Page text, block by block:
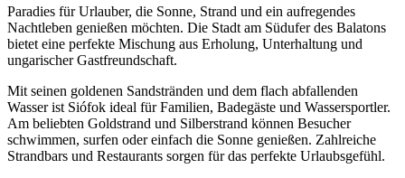
Paradies für Urlauber, die Sonne, Strand und ein aufregendes
Nachtleben genießen möchten. Die Stadt am Südufer des Balatons
bietet eine perfekte Mischung aus Erholung, Unterhaltung und
ungarischer Gastfreundschaft.
Mit seinen goldenen Sandstränden und dem flach abfallenden
Wasser ist Siófok ideal für Familien, Badegäste und Wassersportler.
Am beliebten Goldstrand und Silberstrand können Besucher
schwimmen, surfen oder einfach die Sonne genießen. Zahlreiche
Strandbars und Restaurants sorgen für das perfekte Urlaubsgefühl.